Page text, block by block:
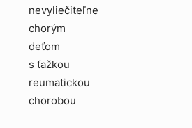
nevyliečiteľne
chorým
deťom
s ťažkou
reumatickou
chorobou